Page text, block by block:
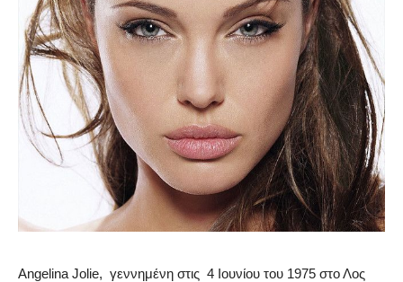
Angelina Jolie, γεννημένη στις 4 Ιουνίου του 1975 στο Λος